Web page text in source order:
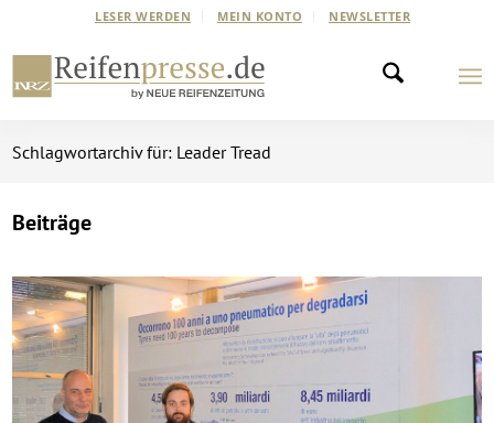
LESER WERDEN MEIN KONTO NEWSLETTER
Schlagwortarchiv für: Leader Tread
Beiträge